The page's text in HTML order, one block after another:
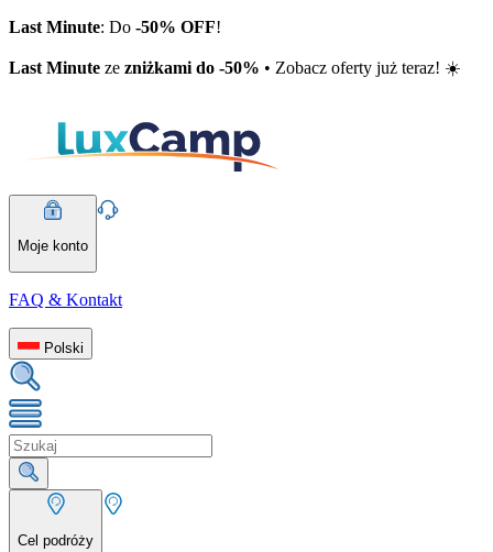
Last Minute: Do -50% OFF!
Last Minute ze zniżkami do -50% • Zobacz oferty już teraz! ☀️
Moje konto
FAQ & Kontakt
Polski
Cel podróży